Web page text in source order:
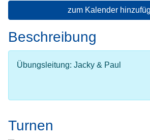
zum Kalender
Beschreibung
Übungsleitung: Jacky & Paul
Turnen